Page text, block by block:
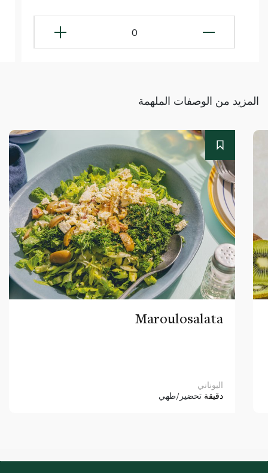
0
المزيد من الوصفات الملهمة
Maroulosalata
اليوناني
دقيقة تحضير/طهي